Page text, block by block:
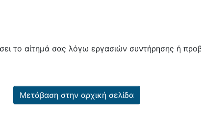
το αίτημά σας λόγω εργασιών συντήρησης ή
Μετάβαση στην αρχική σελίδα